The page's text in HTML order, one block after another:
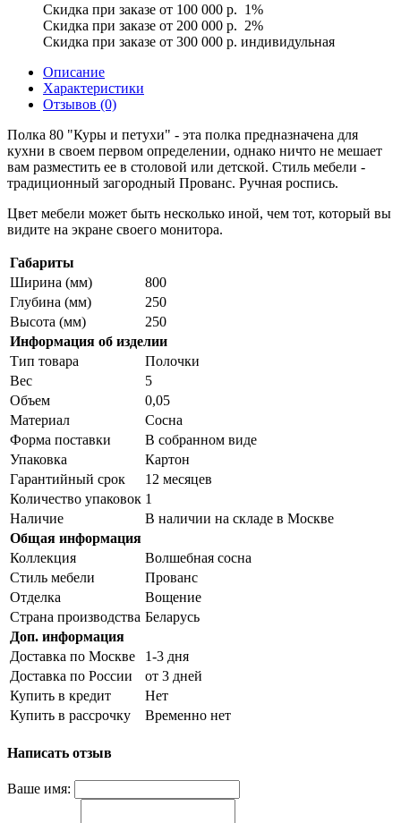
Скидка при заказе от 100 000 р. 1%
Скидка при заказе от 200 000 р. 2%
Скидка при заказе от 300 000 р. индивидульная
Описание
Характеристики
Отзывов (0)
Полка 80 "Куры и петухи" - эта полка предназначена для
кухни в своем первом определении, однако ничто не мешает
вам разместить ее в столовой или детской. Стиль мебели -
традиционный загородный Прованс. Ручная роспись.
Цвет мебели может быть несколько иной, чем тот, который вы
видите на экране своего монитора.
Габариты
Ширина (мм)
800
Глубина (мм)
250
Высота (мм)
250
Информация об изделии
Тип товара
Полочки
Вес
5
Объем
0,05
Материал
Сосна
Форма поставки
В собранном виде
Упаковка
Картон
Гарантийный срок
12 месяцев
Количество упаковок 1
Наличие
В наличии на складе в Москве
Общая информация
Коллекция
Волшебная сосна
Стиль мебели
Прованс
Отделка
Вощение
Страна производства Беларусь
Доп. информация
Доставка по Москве
1-3 дня
Доставка по России
от 3 дней
Купить в кредит
Нет
Купить в рассрочку
Временно нет
Написать отзыв
Ваше имя: